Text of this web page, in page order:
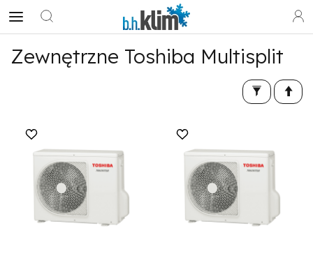
Zewnętrzne Toshiba Multisplit